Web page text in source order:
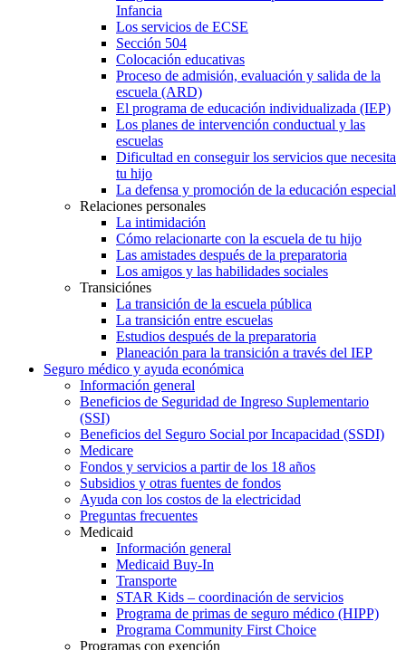
Infancia
Los servicios de ECSE
Sección 504
Colocación educativas
Proceso de admisión, evaluación y salida de la
escuela (ARD)
El programa de educación individualizada (IEP)
Los planes de intervención conductual y las
escuelas
Dificultad en conseguir los servicios que necesita
tu hijo
La defensa y promoción de la educación especial
Relaciones personales
La intimidación
Cómo relacionarte con la escuela de tu hijo
Las amistades después de la preparatoria
Los amigos y las habilidades sociales
Transiciónes
La transición de la escuela pública
La transición entre escuelas
Estudios después de la preparatoria
Planeación para la transición a través del IEP
Seguro médico y ayuda económica
Información general
Beneficios de Seguridad de Ingreso Suplementario
(SSI)
Beneficios del Seguro Social por Incapacidad (SSDI)
Medicare
Fondos y servicios a partir de los 18 años
Subsidios y otras fuentes de fondos
Ayuda con los costos de la electricidad
Preguntas frecuentes
Medicaid
Información general
Medicaid Buy-In
Transporte
STAR Kids – coordinación de servicios
Programa de primas de seguro médico (HIPP)
Programa Community First Choice
Programas con exención